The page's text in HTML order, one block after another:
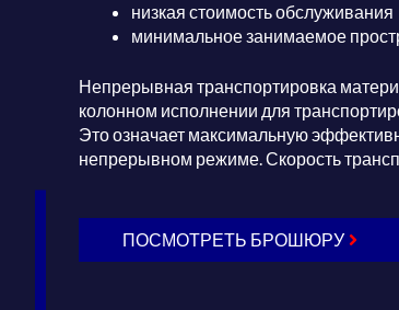
низкая стоимость обслуживания
минимальное занимаемое
Непрерывная транспортировка
колонном исполнении для
Это означает максимальную
непрерывном режиме. Скорость
ПОСМОТРЕТЬ БРОШЮРУ